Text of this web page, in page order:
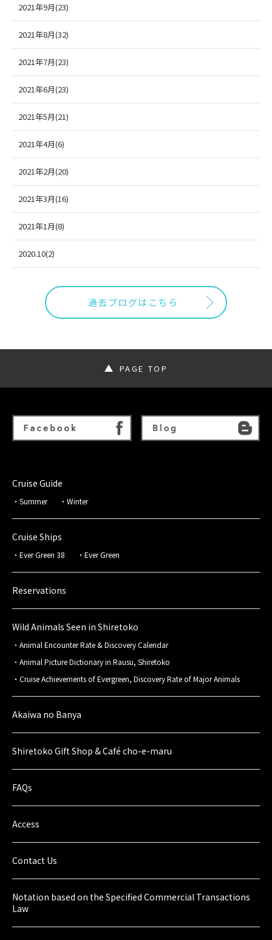
2021年9月(23)
2021年8月(32)
2021年7月(23)
2021年6月(23)
2021年5月(21)
2021年4月(6)
2021年2月(20)
2021年3月(16)
2021年1月(8)
2020.10(2)
過去ブログはこちら
PAGE TOP
Cruise Guide
Summer Winter
Cruise Ships
Ever Green 38 Ever Green
Reservations
Wild Animals Seen in Shiretoko
Animal Encounter Rate & Discovery Calendar
Animal Picture Dictionary in Rausu, Shiretoko
Cruise Achievements of Evergreen, Discovery Rate of Major Animals
Akaiwa no Banya
Shiretoko Gift Shop & Café cho-e-maru
FAQs
Access
Contact Us
Notation based on the Specified Commercial Transactions
Law